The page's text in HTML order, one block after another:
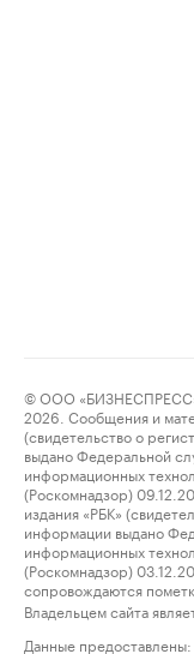
© ООО
2026. Сообщения и
(свидетельство о
выдано Федеральной
информационных
(Роскомнадзор)
издания «РБК»
информации выдано
информационных
(Роскомнадзор)
сопровождаются
Владельцем сайта
Данные предоставлены: